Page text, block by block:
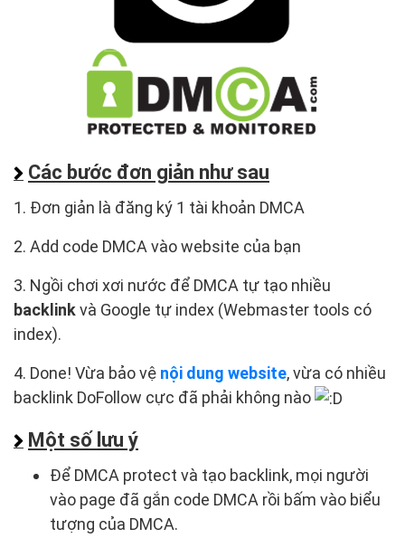
Các bước đơn giản như sau
1. Đơn giản là đăng ký 1 tài khoản DMCA
2. Add code DMCA vào website của bạn
3. Ngồi chơi xơi nước để DMCA tự tạo nhiều
backlinkvà Google tự index (Webmaster tools có
index).
4. Done! Vừa bảo vệ nội dung website, vừa có nhiều
backlink DoFollow cực đã phải không nào
Một số lưu ý
Để DMCA protect và tạo backlink, mọi người
vào page đã gắn code DMCA rồi bấm vào biểu
tượng của DMCA.